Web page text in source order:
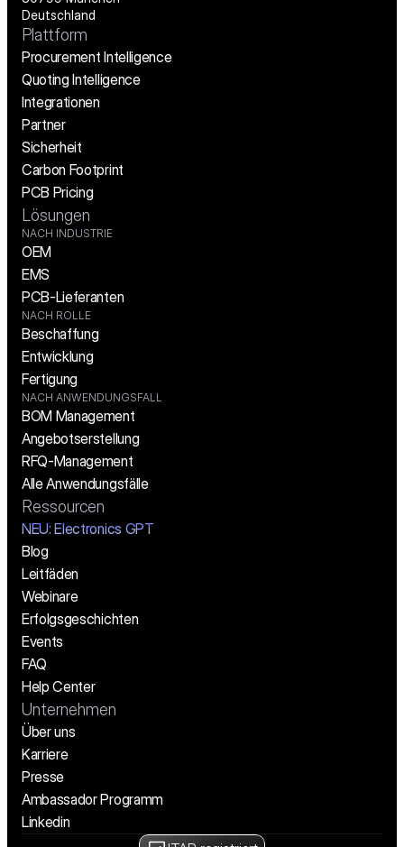
Deutschland
Plattform
Procurement Intelligence
Quoting Intelligence
Integrationen
Partner
Sicherheit
Carbon Footprint
PCB Pricing
Lösungen
NACH INDUSTRIE
OEM
EMS
PCB-Lieferanten
NACH ROLLE
Beschaffung
Entwicklung
Fertigung
NACH ANWENDUNGSFALL
BOM Management
Angebotserstellung
RFQ-Management
Alle Anwendungsfälle
Ressourcen
NEU: Electronics GPT
Blog
Leitfäden
Webinare
Erfolgsgeschichten
Events
FAQ
Help Center
Unternehmen
Über uns
Karriere
Presse
Ambassador Programm
Linkedin